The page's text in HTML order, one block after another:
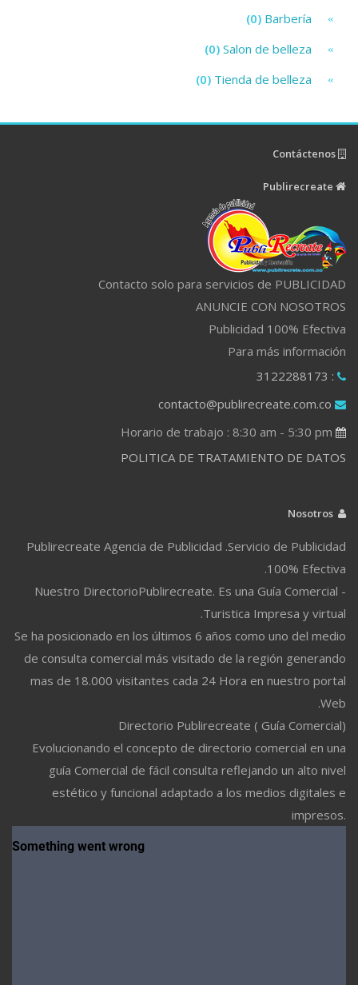
Barbería
(0)
Salon de belleza
(0)
Tienda de belleza
(0)
Contacto solo para servicios de PUBLICIDAD
ANUNCIE CON NOSOTROS
Publicidad 100% Efectiva
Para más información
: 3122288173
contacto@publirecreate.com.co
POLITICA DE TRATAMIENTO DE DATOS
Publirecreate Agencia de Publicidad .Servicio de Publicidad
100% Efectiva.
Nuestro DirectorioPublirecreate. Es una Guía Comercial -
Turistica Impresa y virtual.
Se ha posicionado en los últimos 6 años como uno del medio
de consulta comercial más visitado de la región generando
mas de 18.000 visitantes cada 24 Hora en nuestro portal
Web.
Directorio Publirecreate ( Guía Comercial)
Evolucionando el concepto de directorio comercial en una
guía Comercial de fácil consulta reflejando un alto nivel
estético y funcional adaptado a los medios digitales e
impresos.